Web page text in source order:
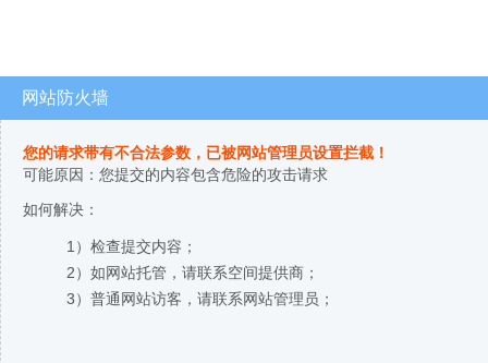
网站防火墙
您的请求带有不合法参数，已被网站管理员设置拦截！
可能原因：您提交的内容包含危险的攻击请求
如何解决：
1）检查提交内容；
2）如网站托管，请联系空间提供商；
3）普通网站访客，请联系网站管理员；